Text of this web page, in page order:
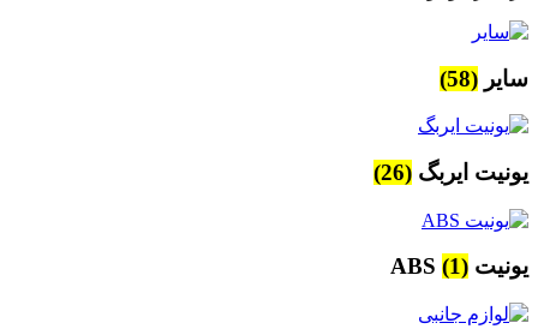
سایر (58)
یونیت ایربگ (26)
یونیت ABS (1)